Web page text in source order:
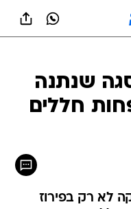
שנתנה
חללים
לא רק בפירוז